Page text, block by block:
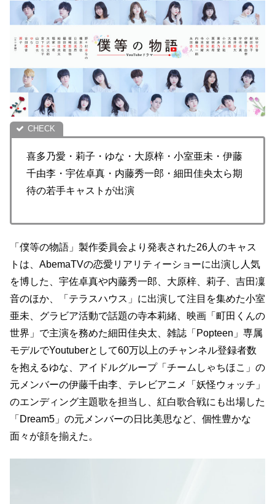
喜多乃愛・莉子・ゆな・大原梓・小室亜未・伊藤
千由李・宇佐卓真・内藤秀一郎・細田佳央太ら期
待の若手キャストが出演
「僕等の物語」製作委員会より発表された26人のキャス
トは、AbemaTVの恋愛リアリティーショーに出演し人気
を博した、宇佐卓真や内藤秀一郎、大原梓、莉子、吉田凜
音のほか、「テラスハウス」に出演して注目を集めた小室
亜未、グラビア活動で話題の寺本莉緒、映画「町田くんの
世界」で主演を務めた細田佳央太、雑誌「Popteen」専属
モデルでYoutuberとして60万以上のチャンネル登録者数
を抱えるゆな、アイドルグループ「チームしゃちほこ」の
元メンバーの伊藤千由李、テレビアニメ「妖怪ウォッチ」
のエンディング主題歌を担当し、紅白歌合戦にも出場した
「Dream5」の元メンバーの日比美思など、個性豊かな
面々が顔を揃えた。